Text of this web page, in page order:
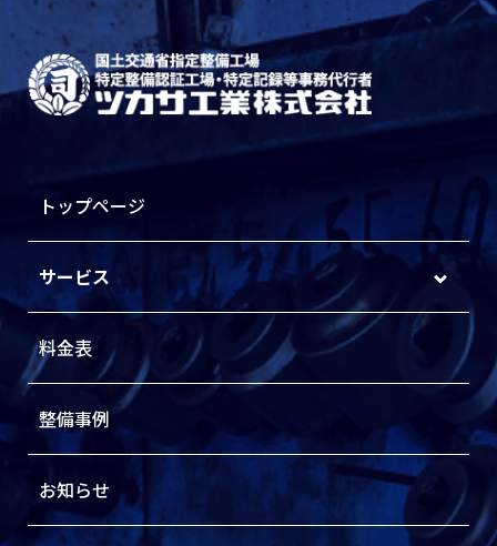
トップページ
サービス
料金表
整備事例
お知らせ